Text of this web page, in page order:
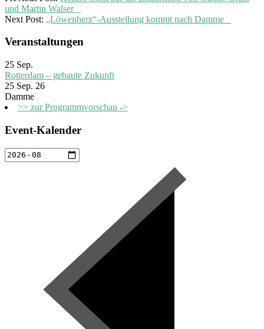
und Martin Walser
Next Post: „Löwenherz“-Ausstellung kommt nach Damme
Veranstaltungen
25 Sep.
Rotterdam – gebaute Zukunft
25 Sep. 26
Damme
>> zur Programmvorschau ->
Event-Kalender